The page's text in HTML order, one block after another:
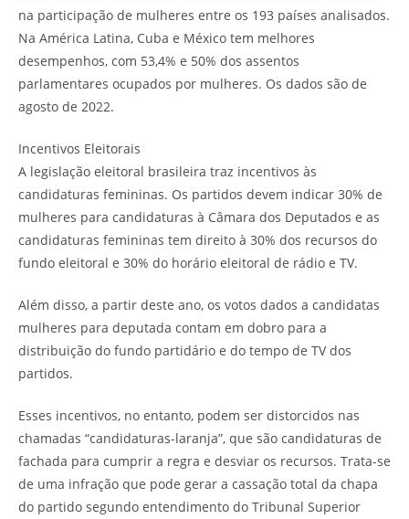
na participação de mulheres entre os 193 países analisados.
Na América Latina, Cuba e México tem melhores
desempenhos, com 53,4% e 50% dos assentos
parlamentares ocupados por mulheres. Os dados são de
agosto de 2022.
Incentivos Eleitorais
A legislação eleitoral brasileira traz incentivos às
candidaturas femininas. Os partidos devem indicar 30% de
mulheres para candidaturas à Câmara dos Deputados e as
candidaturas femininas tem direito à 30% dos recursos do
fundo eleitoral e 30% do horário eleitoral de rádio e TV.
Além disso, a partir deste ano, os votos dados a candidatas
mulheres para deputada contam em dobro para a
distribuição do fundo partidário e do tempo de TV dos
partidos.
Esses incentivos, no entanto, podem ser distorcidos nas
chamadas “candidaturas-laranja”, que são candidaturas de
fachada para cumprir a regra e desviar os recursos. Trata-se
de uma infração que pode gerar a cassação total da chapa
do partido segundo entendimento do Tribunal Superior